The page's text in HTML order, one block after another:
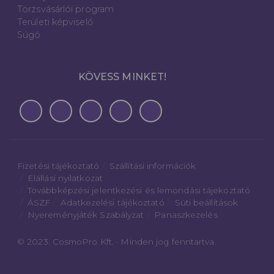
Törzsvásárlói program
Területi képviselő
Súgó
KÖVESS MINKET!
Fizetési tájékoztató
Szállítási információk
Elállási nyilatkozat
Továbbképzési jelentkezési és lemondási tájekoztató
ÁSZF
Adatkezelési tájékoztató
Süti beállítások
Nyereményjáték Szabályzat
Panaszkezelés
© 2023. CosmoPro Kft. · Minden jog fenntartva.